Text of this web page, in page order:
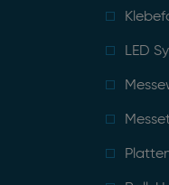
LED